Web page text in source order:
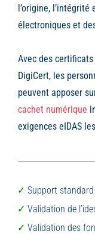
l’origine,
électroniques et
Avec des
DigiCert, les
peuvent apposer
cachet numérique
exigences eIDAS
Support
Validation de
Validation des